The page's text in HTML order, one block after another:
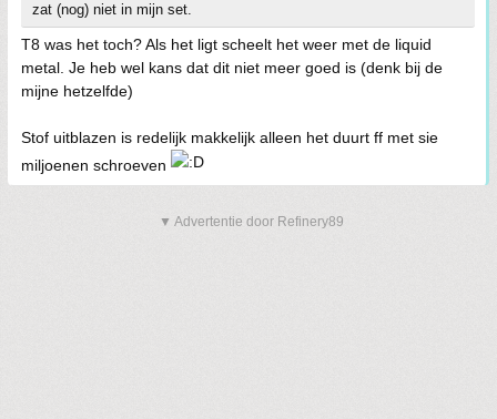
zat (nog) niet in mijn set.
T8 was het toch? Als het ligt scheelt het weer met de liquid
metal. Je heb wel kans dat dit niet meer goed is (denk bij de
mijne hetzelfde)
Stof uitblazen is redelijk makkelijk alleen het duurt ff met sie
miljoenen schroeven
▼ Advertentie door Refinery89